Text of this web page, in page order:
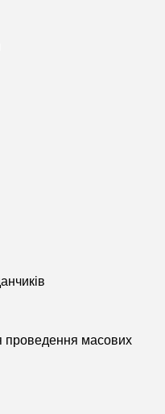
проведення масових